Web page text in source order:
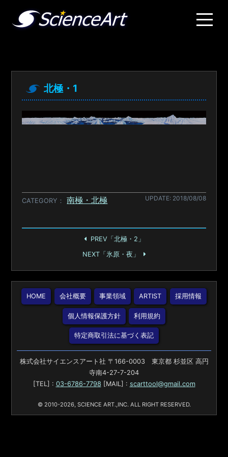
北極・1
CATEGORY 南極・北極 UPDATE: 2018/08/08
PREV「北極・2」
NEXT「氷原・夜」
HOME 会社概要 事業領域 ARTIST 採用情報
個人情報保護方針 利用規約
特定商取引法に基づく表記
株式会社サイエンスアート社 〒166-0003 東京都 杉並区 高円
寺南4-27-7-204
[TEL] : 03-6786-7798 [MAIL] : scarttool@gmail.com
© 2010-2026, SCIENCE ART.,INC. ALL RIGHT RESERVED.